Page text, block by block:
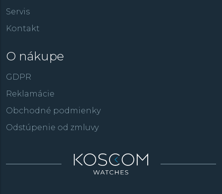
Servis
Kontakt
O nákupe
GDPR
Reklamácie
Obchodné podmienky
Odstúpenie od zmluvy